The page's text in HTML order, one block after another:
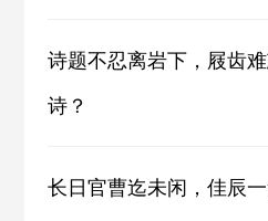
诗题不忍离岩下，屐齿
诗？
长日官曹迄未闲，佳辰